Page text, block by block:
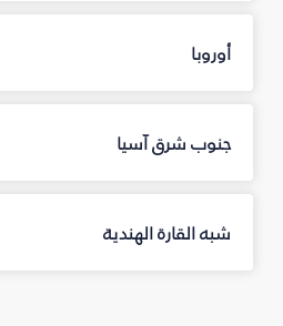
أوروبا
جنوب شرق آسيا
شبه القارة الهندية